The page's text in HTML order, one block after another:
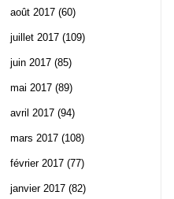
août 2017 (60)
juillet 2017 (109)
juin 2017 (85)
mai 2017 (89)
avril 2017 (94)
mars 2017 (108)
février 2017 (77)
janvier 2017 (82)